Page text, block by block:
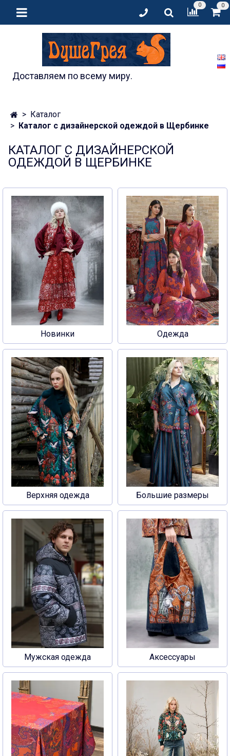
0 0
Доставляем по всему миру.
Каталог
Каталог с дизайнерской одеждой в Щербинке
КАТАЛОГ С ДИЗАЙНЕРСКОЙ
ОДЕЖДОЙ В ЩЕРБИНКЕ
Новинки Одежда
Верхняя одежда Большие размеры
Мужская одежда Аксессуары